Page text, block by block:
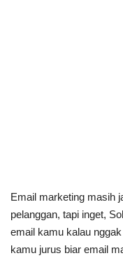
Email marketing masih
pelanggan, tapi inget,
email kamu kalau
kamu jurus biar email